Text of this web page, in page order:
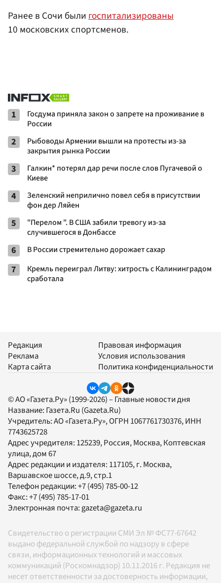
Ранее в Сочи былигоспитализированы
10 московских спортсменов.
1
Госдума приняла закон о запрете на проживание в
России
2
Рыбоводы Армении вышли на протесты из-за
закрытия рынка России
3
Галкин* потерял дар речи после слов Пугачевой о
Киеве
4
Зеленский неприлично повел cебя в присутствии
фон дер Ляйен
5
"Перелом ". В США забили тревогу из-за
случившегося в Донбассе
6 В России стремительно дорожает сахар
7
Кремль переиграл Литву: хитрость с Калининградом
сработала
Редакция
Реклама
Карта сайта
Правовая информация
Условия использования
Политика конфиденциальности
© АО «Газета.Ру» (1999-2026) – Главные новости дня
Название: Газета.Ru (Gazeta.Ru)
Учредитель:АО «Газета.Ру», ОГРН 1067761730376, ИНН
7743625728
Адрес учредителя: 125239, Россия, Москва, Коптевская
улица, дом 67
Адрес редакции и издателя: 117105, г. Москва,
Варшавское шоссе, д.9, стр.1
Телефон редакции:+7 (495) 785-00-12
Факс:+7 (495) 785-17-01
Электронная почта:gazeta@gazeta.ru
Свидетельство о регистрации СМИ Эл № ФС77-67642
выдано федеральной службой по надзору в сфере
связи, информационных технологий и массовых
коммуникаций (Роскомнадзор) 10.11.2016 г. Редакция не
несет ответственности за достоверность информации,